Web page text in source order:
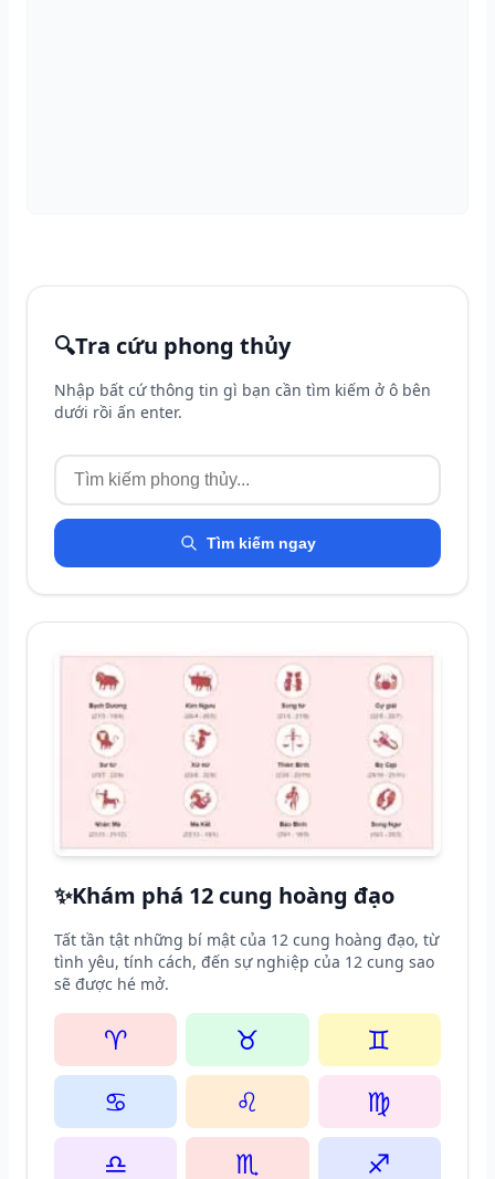
🔍Tra cứu phong thủy
Nhập bất cứ thông tin gì bạn cần tìm kiếm ở ô bên
dưới rồi ấn enter.
Tìm kiếm ngay
✨Khám phá 12 cung hoàng đạo
Tất tần tật những bí mật của 12 cung hoàng đạo, từ
tình yêu, tính cách, đến sự nghiệp của 12 cung sao
sẽ được hé mở.
♈ ♉
♊
♋
♌
♍
♎
♏ ♐